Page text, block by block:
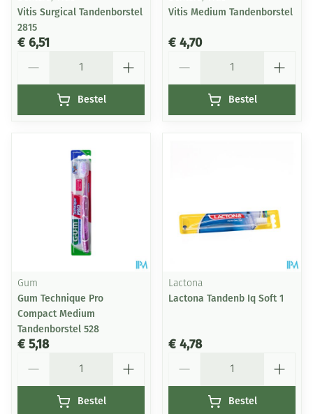
Vitis Surgical Tandenborstel
2815
€ 6,51
Bestel
Vitis Medium Tandenborstel
€ 4,70
Bestel
Gum
Gum Technique Pro
Compact Medium
Tandenborstel 528
€ 5,18
Bestel
Lactona
Lactona Tandenb Iq Soft 1
€ 4,78
Bestel